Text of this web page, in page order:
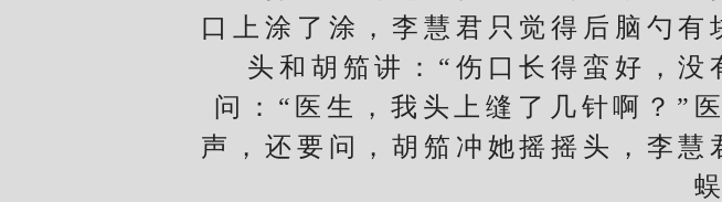
口上涂了涂，李慧君只觉得后脑勺
头和胡笳讲：“伤口长得蛮好，
问：“医生，我头上缝了几针啊？”
声，还要问，胡笳冲她摇摇头，李